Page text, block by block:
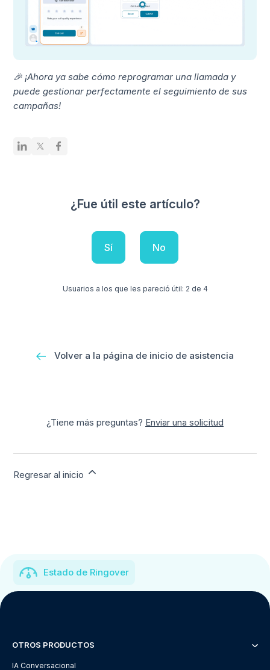
🎉 ¡Ahora ya sabe cómo reprogramar una llamada y
puede gestionar perfectamente el seguimiento de sus
campañas!
¿Fue útil este artículo?
Sí No
Usuarios a los que les pareció útil: 2 de 4
Volver a la página de inicio de asistencia
¿Tiene más preguntas? Enviar una solicitud
Regresar al inicio
Estado de Ringover
OTROS PRODUCTOS
IA Conversacional